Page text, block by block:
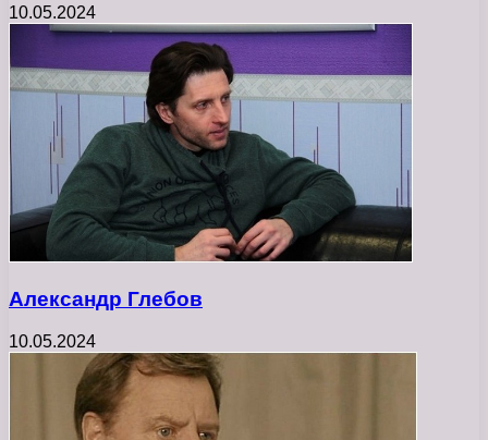
10.05.2024
Александр Глебов
10.05.2024